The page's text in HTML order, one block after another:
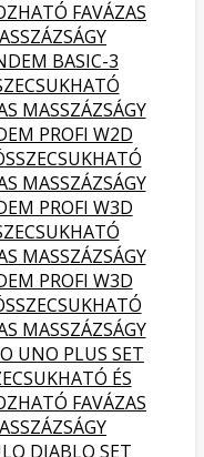
FAVÁZAS
BASIC-3
MASSZÁZSÁGY
PROFI W2D
MASSZÁZSÁGY
PROFI W3D
MASSZÁZSÁGY
PROFI W3D
MASSZÁZSÁGY
UNO PLUS SET
ÉS
FAVÁZAS
DIABLO SET